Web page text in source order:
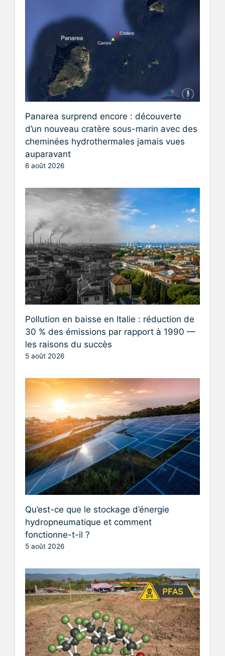
Panarea surprend encore : découverte
d’un nouveau cratère sous-marin avec des
cheminées hydrothermales jamais vues
auparavant
6 août 2026
Pollution en baisse en Italie : réduction de
30 % des émissions par rapport à 1990 —
les raisons du succès
5 août 2026
Qu’est-ce que le stockage d’énergie
hydropneumatique et comment
fonctionne-t-il ?
5 août 2026